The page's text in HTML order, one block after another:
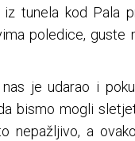
iz tunela kod Pala
poledice, guste
je udarao i
bismo mogli
nepažljivo, a